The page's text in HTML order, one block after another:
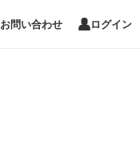
お問い合わせ ログイン